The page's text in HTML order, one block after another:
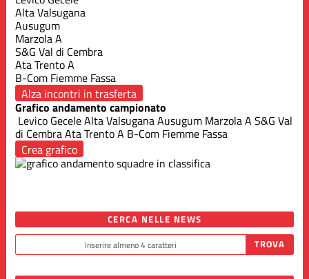
Alta Valsugana
Ausugum
Marzola A
S&G Val di Cembra
Ata Trento A
B-Com Fiemme Fassa
Alza incontri in trasferta
Grafico andamento campionato
Levico GeceleAlta ValsuganaAusugum Marzola A S&G Val
di CembraAta Trento A B-Com Fiemme Fassa
Crea grafico
CERCA NELLE NEWS